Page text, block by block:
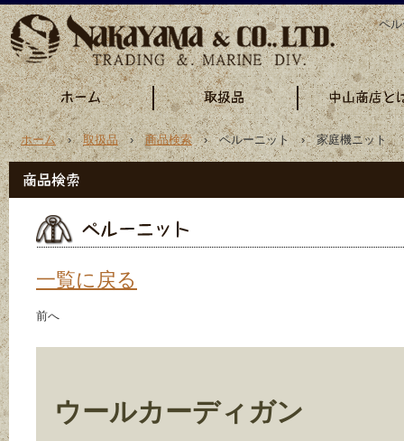
ペ
ホーム›取扱品›商品検索› ペルーニット › 家庭機ニット
一覧に戻る
前へ
ウールカーディガン